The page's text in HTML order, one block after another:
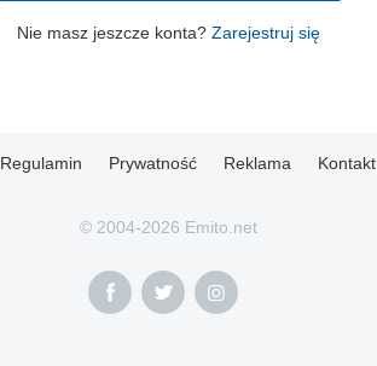
Nie masz jeszcze konta? Zarejestruj się
Regulamin Prywatność Reklama Kontakt
© 2004-2026 Emito.net